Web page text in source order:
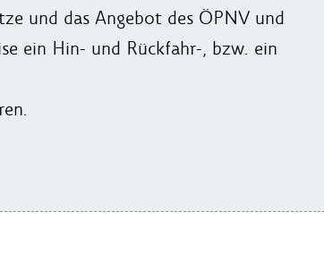
und das Angebot des ÖPNV und
ein Hin- und Rückfahr-, bzw. ein